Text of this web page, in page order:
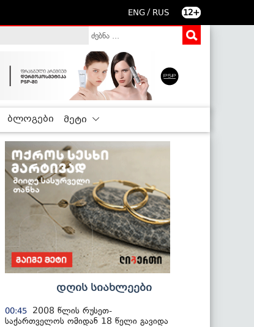
ENG / RUS 12+
ბლოგები მეტი
დღის სიახლეები
00:45
2008 წლის რუსეთ-
საქართველოს ომიდან 18 წელი გავიდა